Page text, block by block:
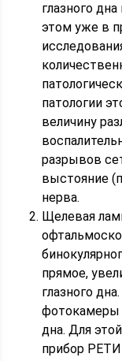
глазного
этом уже в
патологии
величину
разрывов
выстояние
нерва.
Щелевая
прямое,
глазного
фотокамеры
дна. Для
прибор